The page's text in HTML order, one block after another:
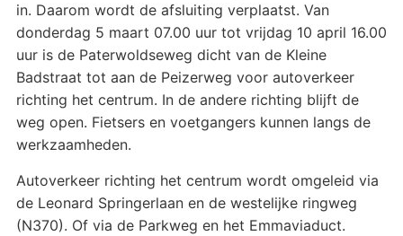
in. Daarom wordt de afsluiting verplaatst. Van
donderdag 5 maart 07.00 uur tot vrijdag 10 april 16.00
uur is de Paterwoldseweg dicht van de Kleine
Badstraat tot aan de Peizerweg voor autoverkeer
richting het centrum. In de andere richting blijft de
weg open. Fietsers en voetgangers kunnen langs de
werkzaamheden.
Autoverkeer richting het centrum wordt omgeleid via
de Leonard Springerlaan en de westelijke ringweg
(N370). Of via de Parkweg en het Emmaviaduct.